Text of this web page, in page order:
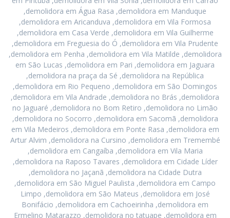
,demolidora em Água Rasa ,demolidora em Manduque
,demolidora em Aricanduva ,demolidora em Vila Formosa
,demolidora em Casa Verde ,demolidora em Vila Guilherme
,demolidora em Freguesia do Ó ,demolidora em Vila Prudente
,demolidora em Penha ,demolidora em Vila Matilde ,demolidora
em São Lucas ,demolidora em Pari ,demolidora em Jaguara
,demolidora na praça da Sé ,demolidora na República
,demolidora em Rio Pequeno ,demolidora em São Domingos
,demolidora em Vila Andrade ,demolidora no Brás ,demolidora
no Jaguaré ,demolidora no Bom Retiro ,demolidora no Limão
,demolidora no Socorro ,demolidora em Sacomã ,demolidora
em Vila Medeiros ,demolidora em Ponte Rasa ,demolidora em
Artur Alvim ,demolidora na Cursino ,demolidora em Tremembé
,demolidora em Cangaíba ,demolidora em Vila Maria
,demolidora na Raposo Tavares ,demolidora em Cidade Líder
,demolidora no Jaçanã ,demolidora na Cidade Dutra
,demolidora em São Miguel Paulista ,demolidora em Campo
Limpo ,demolidora em São Mateus ,demolidora em José
Bonifácio ,demolidora em Cachoeirinha ,demolidora em
Ermelino Matarazzo ,demolidora no tatuape ,demolidora em